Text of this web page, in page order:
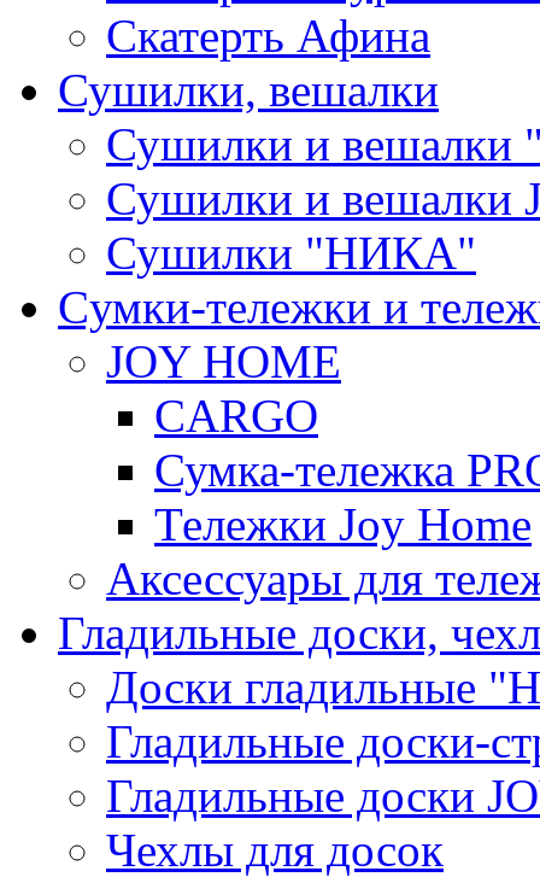
Скатерть Афина
Сушилки, вешалки
Сушилки и вешалки
Сушилки и вешалки
Сушилки "НИКА"
Cумки-тележки и
JOY HOME
CARGO
Сумка-тележка
Тележки Joy Home
Аксессуары для
Гладильные доски,
Доски гладильные
Гладильные доски-
Гладильные доски
Чехлы для досок